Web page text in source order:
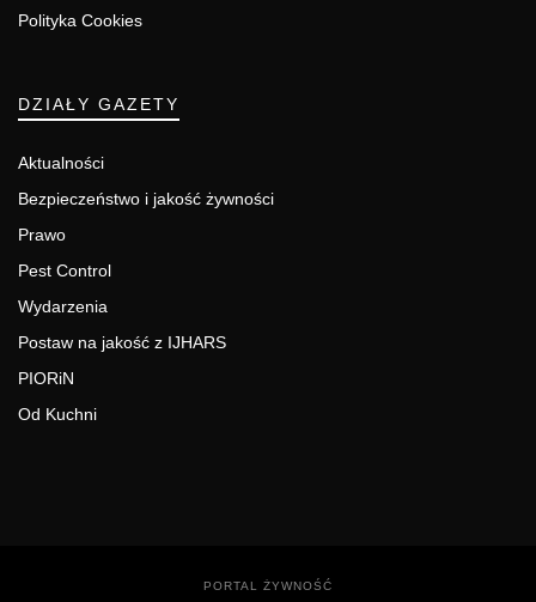
Polityka Cookies
DZIAŁY GAZETY
Aktualności
Bezpieczeństwo i jakość żywności
Prawo
Pest Control
Wydarzenia
Postaw na jakość z IJHARS
PIORiN
Od Kuchni
PORTAL ŻYWNOŚĆ